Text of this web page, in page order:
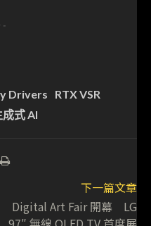
-
Drivers
RTX VSR
成式 AI
下一篇文章
Digital Art Fair 開幕 LG